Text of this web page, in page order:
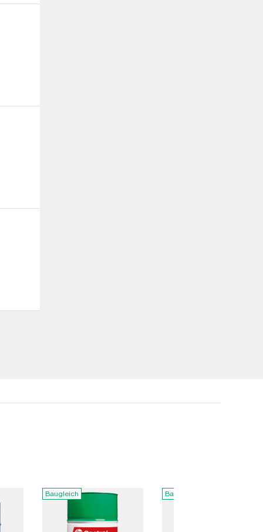
Baugleich Baugleich